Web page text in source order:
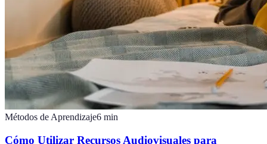
Métodos de Aprendizaje6 min
Cómo Utilizar Recursos Audiovisuales para